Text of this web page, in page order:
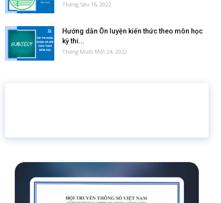
Tháng Sáu 16, 2022
Hướng dẫn Ôn luyện kiến thức theo môn học
kỳ thi...
Tháng Mười Một 24, 2022